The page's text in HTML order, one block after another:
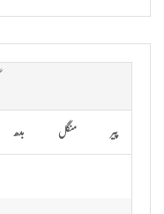
پیر منگل بدھ